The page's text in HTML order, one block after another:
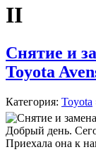
II
Снятие и
Toyota
Категория: Toyota
Добрый день.
Приехала она к